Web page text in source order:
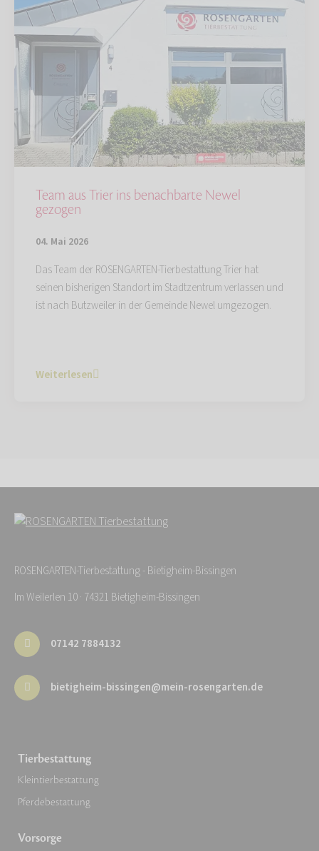
Team aus Trier ins benachbarte Newel
gezogen
04. Mai 2026
Das Team der ROSENGARTEN-Tierbestattung Trier hat
seinen bisherigen Standort im Stadtzentrum verlassen und
ist nach Butzweiler in der Gemeinde Newel umgezogen.
Weiterlesen
ROSENGARTEN-Tierbestattung - Bietigheim-Bissingen
Im Weilerlen 10 · 74321 Bietigheim-Bissingen
07142 7884132
bietigheim-bissingen@mein-rosengarten.de
Tierbestattung
Kleintierbestattung
Pferdebestattung
Vorsorge